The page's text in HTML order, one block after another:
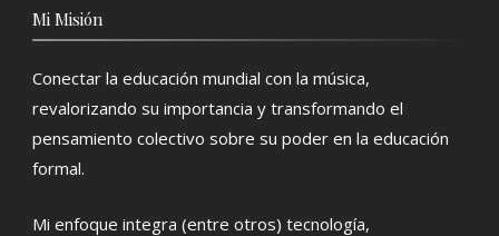
Mi Misión
Conectar la educación mundial con la música,
revalorizando su importancia y transformando el
pensamiento colectivo sobre su poder en la educación
formal.
Mi enfoque integra (entre otros) tecnología,